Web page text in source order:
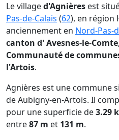
Le villaged'Agnières est
Pas-de-Calais (62), en région
anciennement en Nord-Pas-
canton d' Avesnes-le-Comte
Communauté de
l'Artois.
Agnières est une commune
de Aubigny-en-Artois. Il
pour une superficie de3.29
entre87 m et 131 m.